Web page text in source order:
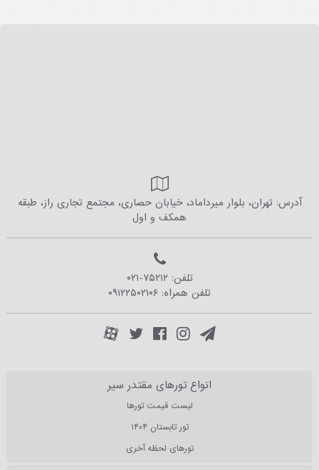
آدرس: تهران، بلوار میرداماد، خیابان حصاری، مجتمع تجاری راز، طبقه
همکف و اول
تلفن: ۰۲۱-۷۵۲۱۲
تلفن همراه: ۰۹۱۲۲۵۰۲۱۰۶
انواع تورهای مقتدر سیر
لیست قیمت تورها
تور تابستان ۱۴۰۴
تورهای لحظه آخری